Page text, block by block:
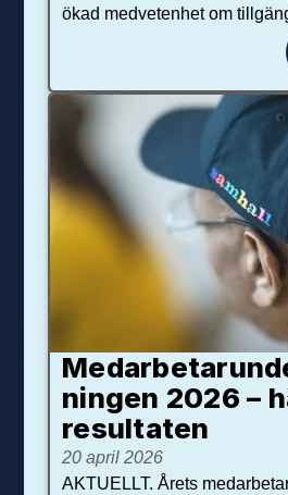
ökad medvetenhet om
ningen 2026 –
resultaten
20 april 2026
AKTUELLT. Årets